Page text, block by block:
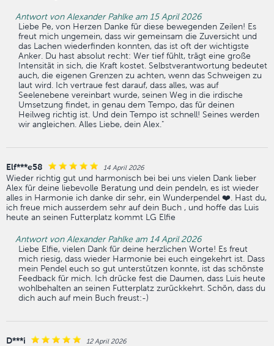
Antwort von Alexander Pahlke am 15 April 2026
Liebe Pe, von Herzen Danke für diese bewegenden Zeilen! Es
freut mich ungemein, dass wir gemeinsam die Zuversicht und
das Lachen wiederfinden konnten, das ist oft der wichtigste
Anker. Du hast absolut recht: Wer tief fühlt, trägt eine große
Intensität in sich, die Kraft kostet. Selbstverantwortung bedeutet
auch, die eigenen Grenzen zu achten, wenn das Schweigen zu
laut wird. Ich vertraue fest darauf, dass alles, was auf
Seelenebene vereinbart wurde, seinen Weg in die irdische
Umsetzung findet, in genau dem Tempo, das für deinen
Heilweg richtig ist. Und dein Tempo ist schnell! Seines werden
wir angleichen. Alles Liebe, dein Alex."
Elf***e58 14 April 2026
Wieder richtig gut und harmonisch bei bei uns vielen Dank lieber
Alex für deine liebevolle Beratung und dein pendeln, es ist wieder
alles in Harmonie ich danke dir sehr, ein Wunderpendel ❤️. Hast du,
ich freue mich ausserdem sehr auf dein Buch , und hoffe das Luis
heute an seinen Futterplatz kommt LG Elfie
Antwort von Alexander Pahlke am 14 April 2026
Liebe Elfie, vielen Dank für deine herzlichen Worte! Es freut
mich riesig, dass wieder Harmonie bei euch eingekehrt ist. Dass
mein Pendel euch so gut unterstützen konnte, ist das schönste
Feedback für mich. Ich drücke fest die Daumen, dass Luis heute
wohlbehalten an seinen Futterplatz zurückkehrt. Schön, dass du
dich auch auf mein Buch freust:-)
D***i 12 April 2026